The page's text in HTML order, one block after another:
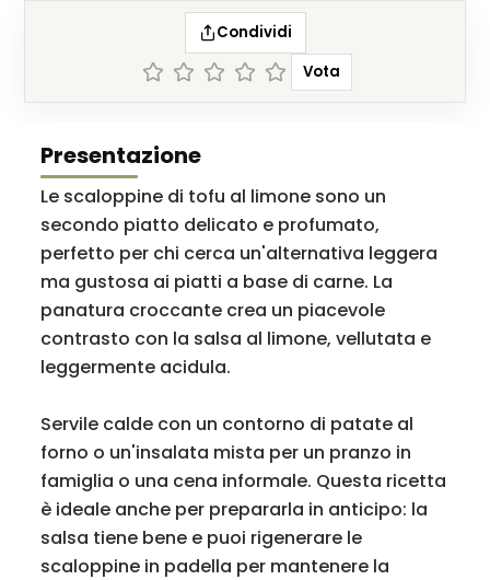
Condividi
Vota
Presentazione
Le scaloppine di tofu al limone sono un
secondo piatto delicato e profumato,
perfetto per chi cerca un'alternativa leggera
ma gustosa ai piatti a base di carne. La
panatura croccante crea un piacevole
contrasto con la salsa al limone, vellutata e
leggermente acidula.
Servile calde con un contorno di patate al
forno o un'insalata mista per un pranzo in
famiglia o una cena informale. Questa ricetta
è ideale anche per prepararla in anticipo: la
salsa tiene bene e puoi rigenerare le
scaloppine in padella per mantenere la